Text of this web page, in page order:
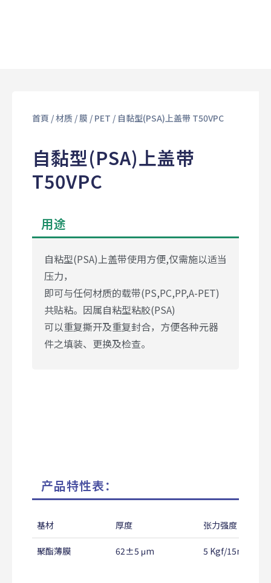
首頁 /材质/膜 / PET / 自黏型(PSA)上盖带 T50VPC
自黏型(PSA)上盖带
T50VPC
用途
自粘型(PSA)上盖带使用方便,仅需施以适当
压力，
即可与任何材质的载带(PS,PC,PP,A-PET)
共贴粘。因属自粘型粘胶(PSA)
可以重复撕开及重复封合，方便各种元器
件之填装、更换及检查。
产品特性表：
基材 厚度 张力强度
聚酯薄膜 62±5 μm 5 Kgf/15mm